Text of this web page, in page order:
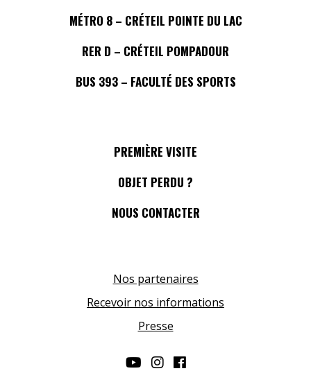
MÉTRO 8 – CRÉTEIL POINTE DU LAC
RER D – CRÉTEIL POMPADOUR
BUS 393 – FACULTÉ DES SPORTS
PREMIÈRE VISITE
OBJET PERDU ?
NOUS CONTACTER
Nos partenaires
Recevoir nos informations
Presse